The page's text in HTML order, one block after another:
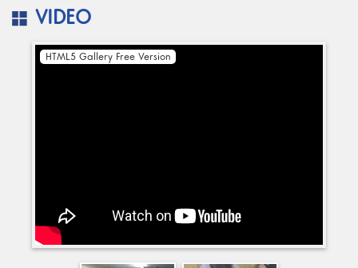
VIDEO
HTML5 Gallery Free Version